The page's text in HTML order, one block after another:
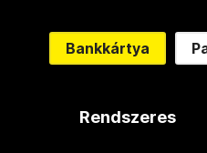
Bankkártya
Rendszeres